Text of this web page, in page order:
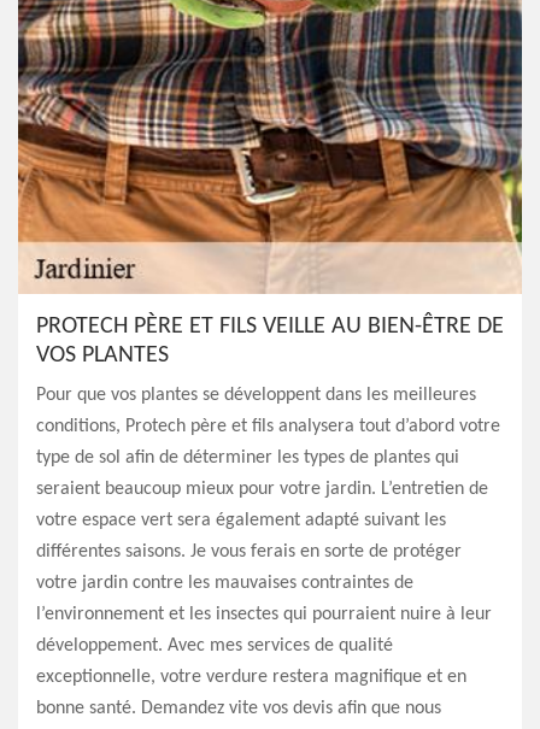
PROTECH PÈRE ET FILS VEILLE AU BIEN-ÊTRE DE
VOS PLANTES
Pour que vos plantes se développent dans les meilleures
conditions, Protech père et fils analysera tout d’abord votre
type de sol afin de déterminer les types de plantes qui
seraient beaucoup mieux pour votre jardin. L’entretien de
votre espace vert sera également adapté suivant les
différentes saisons. Je vous ferais en sorte de protéger
votre jardin contre les mauvaises contraintes de
l’environnement et les insectes qui pourraient nuire à leur
développement. Avec mes services de qualité
exceptionnelle, votre verdure restera magnifique et en
bonne santé. Demandez vite vos devis afin que nous